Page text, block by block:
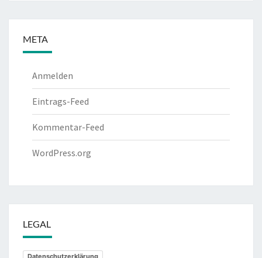
META
Anmelden
Eintrags-Feed
Kommentar-Feed
WordPress.org
LEGAL